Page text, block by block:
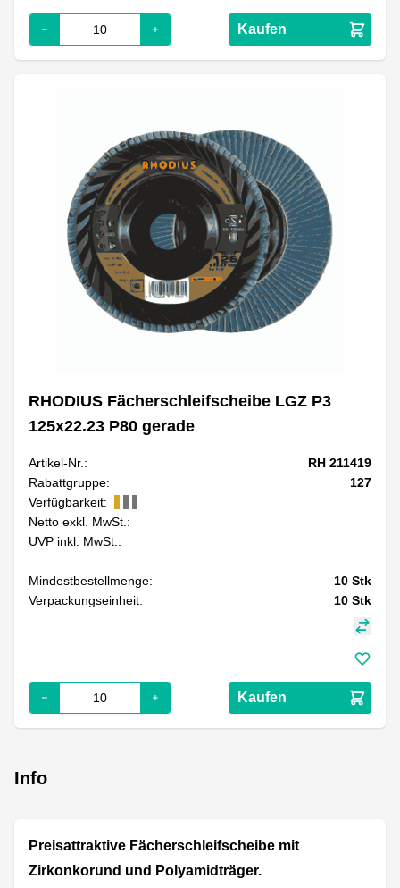
Kaufen
RHODIUS Fächerschleifscheibe LGZ P3
125x22.23 P80 gerade
Artikel-Nr.:
RH 211419
Rabattgruppe:
127
Verfügbarkeit:
Netto exkl. MwSt.:
UVP inkl. MwSt.:
Mindestbestellmenge: 10 Stk
Verpackungseinheit:
10 Stk
Kaufen
Info
Preisattraktive Fächerschleifscheibe mit
Zirkonkorund und Polyamidträger.